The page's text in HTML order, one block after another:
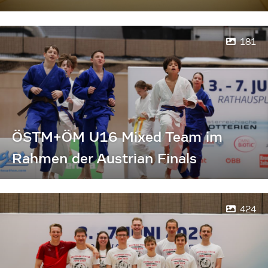
181
ÖSTM+ÖM U16 Mixed Team im
Rahmen der Austrian Finals
424